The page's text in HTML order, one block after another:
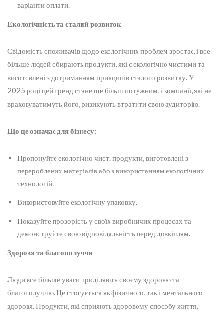
варіанти оплати.
Екологічність та сталий розвиток
Свідомість споживачів щодо екологічних проблем зростає, і все
більше людей обирають продукти, які є екологічно чистими та
виготовлені з дотриманням принципів сталого розвитку. У
2025 році цей тренд стане ще більш потужним, і компанії, які не
враховуватимуть його, ризикують втратити свою аудиторію.
Що це означає для бізнесу:
Пропонуйте екологічно чисті продукти, виготовлені з
перероблених матеріалів або з використанням екологічних
технологій.
Використовуйте екологічну упаковку.
Показуйте прозорість у своїх виробничих процесах та
демонструйте свою відповідальність перед довкіллям.
Здоровя та благополуччя
Люди все більше уваги приділяють своєму здоровю та
благополуччю. Це стосується як фізичного, так і ментального
здоровя. Продукти, які сприяють здоровому способу життя,